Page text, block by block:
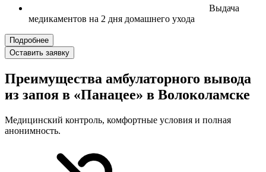
Выдача
медикаментов на 2 дня домашнего ухода
Подробнее
Оставить заявку
Преимущества амбулаторного вывода
из запоя в «Панацее» в Волоколамске
Медицинский контроль, комфортные условия и полная
анонимность.